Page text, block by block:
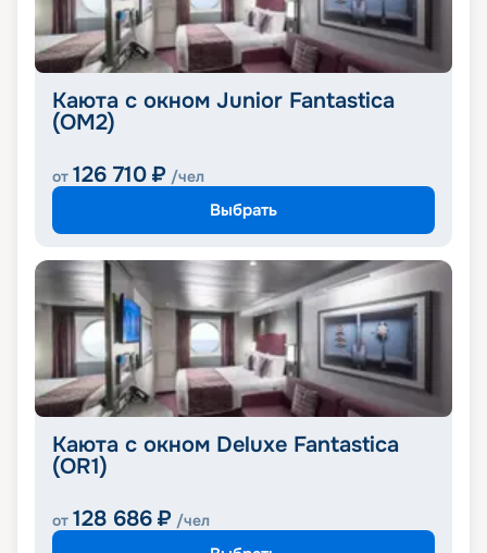
Каюта с окном Junior Fantastica
(OM2)
от 126 710 ₽ /чел
Выбрать
Каюта с окном Deluxe Fantastica
(OR1)
от 128 686 ₽ /чел